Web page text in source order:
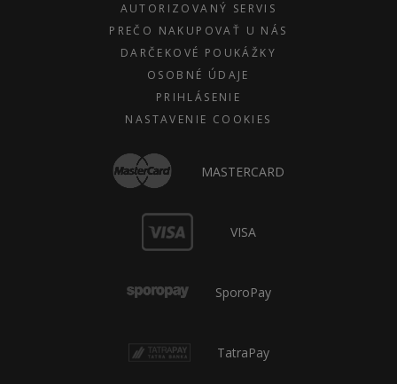
AUTORIZOVANÝ SERVIS
PREČO NAKUPOVAŤ U NÁS
DARČEKOVÉ POUKÁŽKY
OSOBNÉ ÚDAJE
PRIHLÁSENIE
NASTAVENIE COOKIES
MASTERCARD
VISA
SporoPay
TatraPay